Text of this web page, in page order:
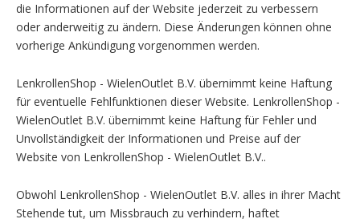
die Informationen auf der Website jederzeit zu verbessern
oder anderweitig zu ändern. Diese Änderungen können ohne
vorherige Ankündigung vorgenommen werden.
LenkrollenShop - WielenOutlet B.V. übernimmt keine Haftung
für eventuelle Fehlfunktionen dieser Website. LenkrollenShop -
WielenOutlet B.V. übernimmt keine Haftung für Fehler und
Unvollständigkeit der Informationen und Preise auf der
Website von LenkrollenShop - WielenOutlet B.V..
Obwohl LenkrollenShop - WielenOutlet B.V. alles in ihrer Macht
Stehende tut, um Missbrauch zu verhindern, haftet